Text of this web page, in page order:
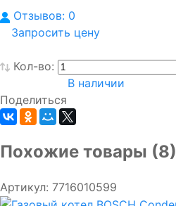
Отзывов: 0
Запросить цену
Кол-во:
В наличии
Поделиться
Похожие товары (8)
Артикул: 7716010599